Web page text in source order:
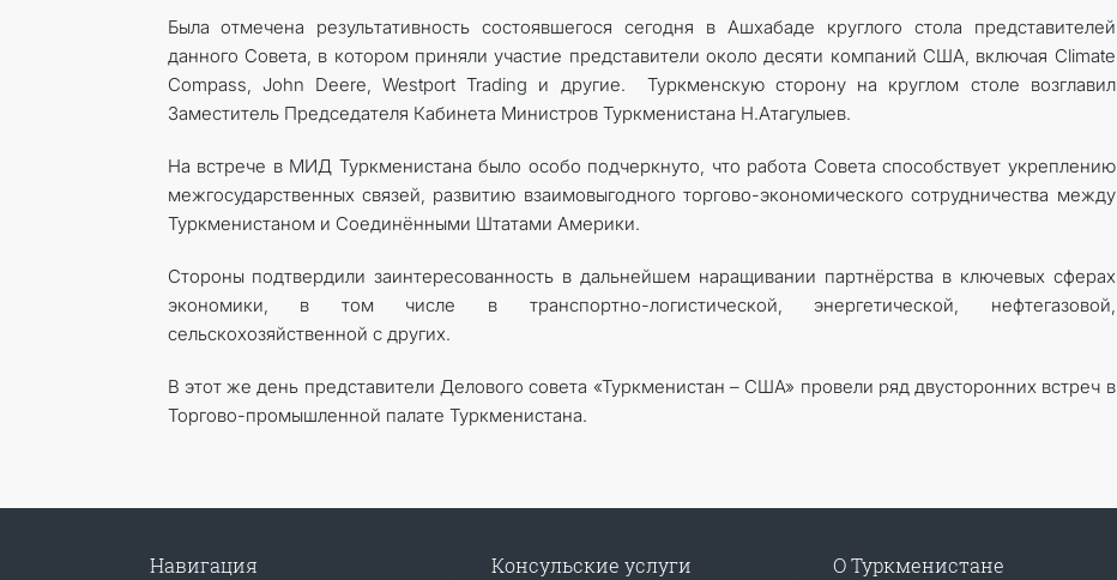
Была отмечена результативность состоявшегося сегодня в Ашхабаде круглого стола представителей
данного Совета, в котором приняли участие представители около десяти компаний США, включая Climate
Compass, John Deere, Westport Trading и другие. Туркменскую сторону на круглом столе возглавил
Заместитель Председателя Кабинета Министров Туркменистана Н.Атагулыев.
На встрече в МИД Туркменистана было особо подчеркнуто, что работа Совета способствует укреплению
межгосударственных связей, развитию взаимовыгодного торгово-экономического сотрудничества между
Туркменистаном и Соединёнными Штатами Америки.
Стороны подтвердили заинтересованность в дальнейшем наращивании партнёрства в ключевых сферах
экономики, в том числе в транспортно-логистической, энергетической, нефтегазовой,
сельскохозяйственной с других.
В этот же день представители Делового совета «Туркменистан – США» провели ряд двусторонних встреч в
Торгово-промышленной палате Туркменистана.
Навигация Консульские услуги О Туркменистане